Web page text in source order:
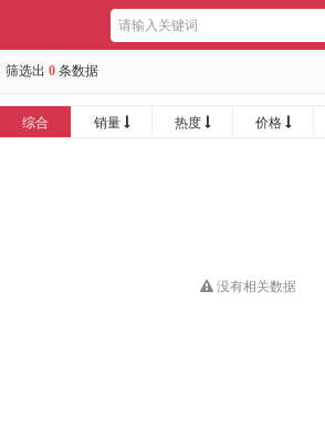
筛选出 0 条数据
综合 销量 热度 价格
没有相关数据